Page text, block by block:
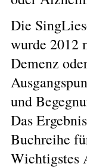
Die
wurde 2012
Demenz
und
Das
Buchreihe
Wichtigstes